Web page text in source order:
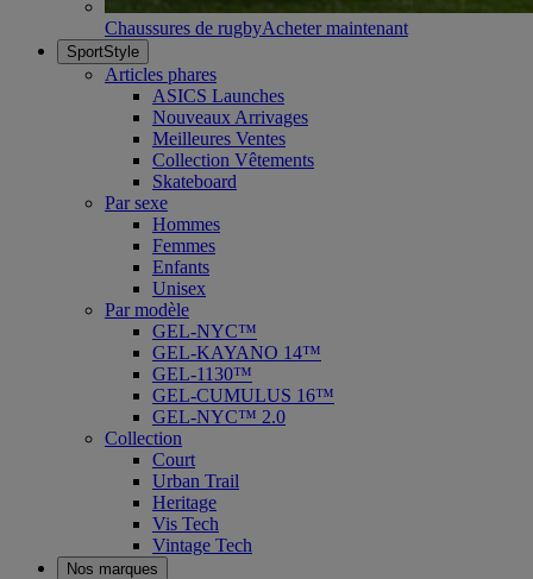
Chaussures de rugbyAcheter maintenant
SportStyle
Articles phares
ASICS Launches
Nouveaux Arrivages
Meilleures Ventes
Collection Vêtements
Skateboard
Par sexe
Hommes
Femmes
Enfants
Unisex
Par modèle
GEL-NYC™
GEL-KAYANO 14™
GEL-1130™
GEL-CUMULUS 16™
GEL-NYC™ 2.0
Collection
Court
Urban Trail
Heritage
Vis Tech
Vintage Tech
Nos marques